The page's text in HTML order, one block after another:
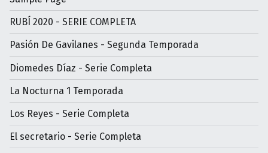
RUBÍ 2020 - SERIE COMPLETA
Pasión De Gavilanes - Segunda Temporada
Diomedes Díaz - Serie Completa
La Nocturna 1 Temporada
Los Reyes - Serie Completa
El secretario - Serie Completa